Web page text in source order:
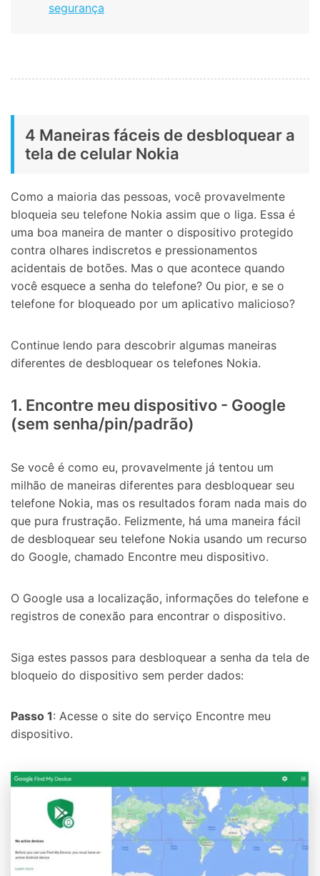
segurança
4 Maneiras fáceis de desbloquear a
tela de celular Nokia
Como a maioria das pessoas, você provavelmente
bloqueia seu telefone Nokia assim que o liga. Essa é
uma boa maneira de manter o dispositivo protegido
contra olhares indiscretos e pressionamentos
acidentais de botões. Mas o que acontece quando
você esquece a senha do telefone? Ou pior, e se o
telefone for bloqueado por um aplicativo malicioso?
Continue lendo para descobrir algumas maneiras
diferentes de desbloquear os telefones Nokia.
1. Encontre meu dispositivo - Google
(sem senha/pin/padrão)
Se você é como eu, provavelmente já tentou um
milhão de maneiras diferentes para desbloquear seu
telefone Nokia, mas os resultados foram nada mais do
que pura frustração. Felizmente, há uma maneira fácil
de desbloquear seu telefone Nokia usando um recurso
do Google, chamado Encontre meu dispositivo.
O Google usa a localização, informações do telefone e
registros de conexão para encontrar o dispositivo.
Siga estes passos para desbloquear a senha da tela de
bloqueio do dispositivo sem perder dados:
Passo 1: Acesse o site do serviço Encontre meu
dispositivo.